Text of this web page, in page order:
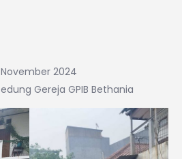
2024
Gereja GPIB Bethania